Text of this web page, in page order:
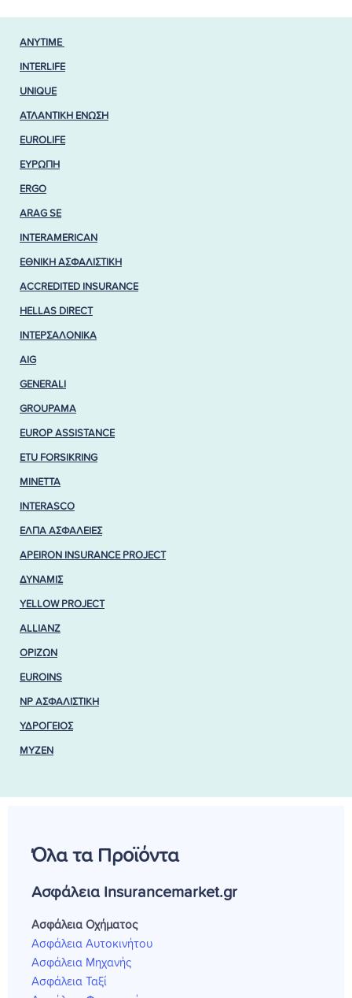
ANYTIME
INTERLIFE
UNIQUE
ΑΤΛΑΝΤΙΚΗ ΕΝΩΣΗ
EUROLIFE
ΕΥΡΩΠΗ
ERGO
ARAG SE
INTERAMERICAN
ΕΘΝΙΚΗ ΑΣΦΑΛΙΣΤΙΚΗ
ACCREDITED INSURANCE
HELLAS DIRECT
ΙΝΤΕΡΣΑΛΟΝΙΚΑ
AIG
GENERALI
GROUPAMA
EUROP ASSISTANCE
ETU FORSIKRING
MINETTA
INTERASCO
ΕΛΠΑ ΑΣΦΑΛΕΙΕΣ
APEIRON INSURANCE PROJECT
ΔΥΝΑΜΙΣ
YELLOW PROJECT
ALLIANZ
ΟΡΙΖΩΝ
EUROINS
NP ΑΣΦΑΛΙΣΤΙΚΗ
ΥΔΡΟΓΕΙΟΣ
MYZEN
Όλα τα Προϊόντα
Ασφάλεια Insurancemarket.gr
Ασφάλεια Οχήματος
Ασφάλεια Αυτοκινήτου
Ασφάλεια Μηχανής
Ασφάλεια Ταξί